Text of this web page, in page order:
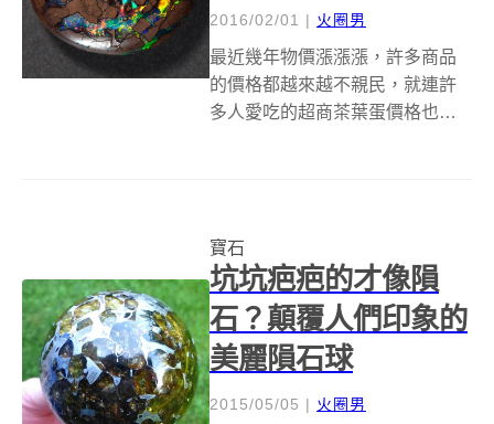
2016/02/01 | 火圈男
最近幾年物價漲漲漲，許多商品
的價格都越來越不親民，就連許
多人愛吃的超商茶葉蛋價格也變
蛋！它可是來自澳洲昆士蘭的
Bould...
寶石
坑坑疤疤的才像隕
石？顛覆人們印象的
美麗隕石球
2015/05/05 | 火圈男